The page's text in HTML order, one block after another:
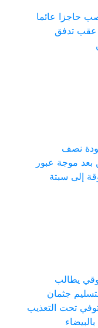
حاجزا عائما
تدفق
نصف
بعد موجة عبور
إلى سبتة
يطالب
جثمان
تحت التعذيب